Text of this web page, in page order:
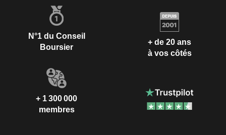
N°1 du Conseil
Boursier
+ de 20 ans
à vos côtés
+ 1 300 000
membres